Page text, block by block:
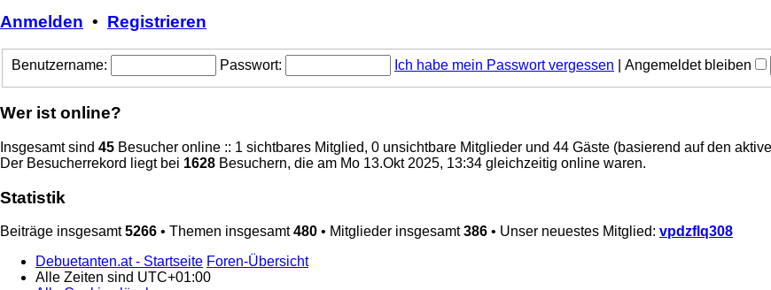
Anmelden • Registrieren
Benutzername: Passwort: Ich habe mein Passwort vergessen Angemeldet bleiben
Wer ist online?
Insgesamt sind 45 Besucher online :: 1 sichtbares Mitglied, 0 unsichtbare Mitglieder und 44 Gäste (basierend auf den
Der Besucherrekord liegt bei 1628 Besuchern, die am Mo 13.Okt 2025, 13:34 gleichzeitig online waren.
Statistik
Beiträge insgesamt5266 • Themen insgesamt480 • Mitglieder insgesamt386 • Unser neuestes Mitglied: vpdzflq308
Debuetanten.at - Startseite Foren-Übersicht
Alle Zeiten sind UTC+01:00